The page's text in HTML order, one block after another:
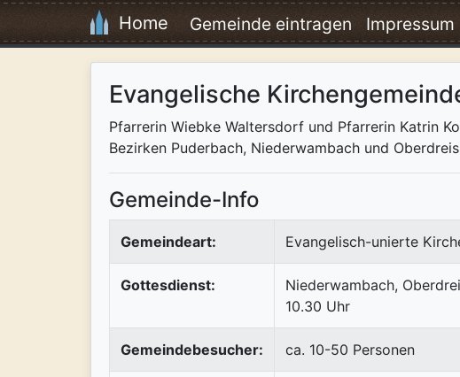
Home Gemeinde eintragen Impressum
Evangelische
Pfarrerin Wiebke Waltersdorf und Pfarrerin Katrin
Bezirken Puderbach, Niederwambach und
Gemeinde-Info
Gemeindeart: Evangelisch-unierte
Gottesdienst:
Niederwambach,
10.30 Uhr
Gemeindebesucher: ca. 10-50 Personen